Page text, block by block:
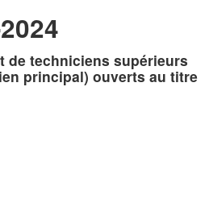
de techniciens supérieurs
principal) ouverts au titre